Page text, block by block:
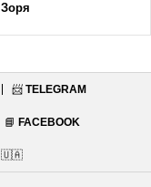
Зоря
📨 TELEGRAM
📘 FACEBOOK
🇺🇦